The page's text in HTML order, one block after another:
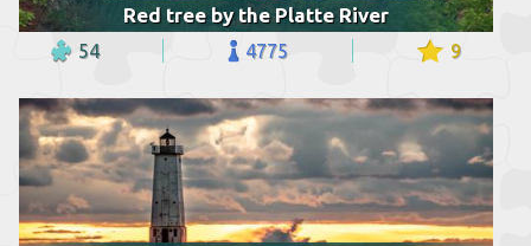
Red tree by the Platte River
54 4775 9